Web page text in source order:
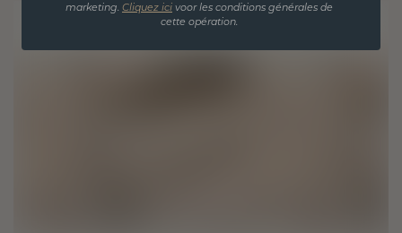
marketing. Cliquez ici voor les conditions générales de
cette opération.